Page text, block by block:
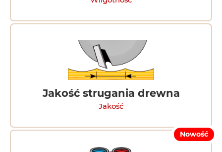
Jakość strugania drewna
Jakość
Nowość